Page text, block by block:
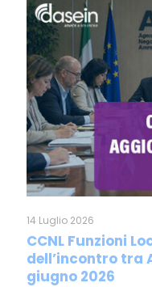
14 Luglio 2026
CCNL Funzioni
dell’incontro tra
giugno 2026